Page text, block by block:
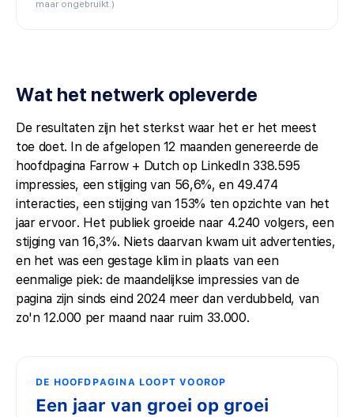
maar ongebruikt.)
Wat het netwerk opleverde
De resultaten zijn het sterkst waar het er het meest
toe doet. In de afgelopen 12 maanden genereerde de
hoofdpagina Farrow + Dutch op LinkedIn 338.595
impressies, een stijging van 56,6%, en 49.474
interacties, een stijging van 153% ten opzichte van het
jaar ervoor. Het publiek groeide naar 4.240 volgers, een
stijging van 16,3%. Niets daarvan kwam uit advertenties,
en het was een gestage klim in plaats van een
eenmalige piek: de maandelijkse impressies van de
pagina zijn sinds eind 2024 meer dan verdubbeld, van
zo'n 12.000 per maand naar ruim 33.000.
DE HOOFDPAGINA LOOPT VOOROP
Een jaar van groei op groei